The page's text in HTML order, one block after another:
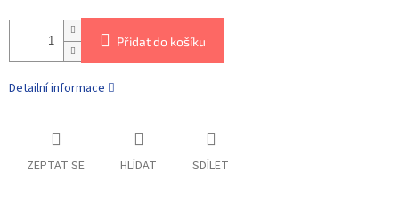
Přidat do košíku
Detailní informace
ZEPTAT SE HLÍDAT SDÍLET